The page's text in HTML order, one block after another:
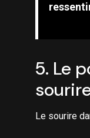
5. Le
Le sourire